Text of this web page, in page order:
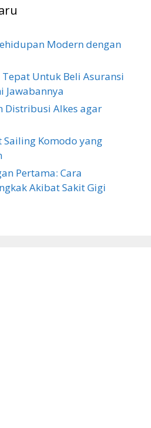
Modern dengan
Untuk Beli Asuransi
Jawabannya
Distribusi Alkes agar
Komodo yang
Pertama: Cara
Akibat Sakit Gigi